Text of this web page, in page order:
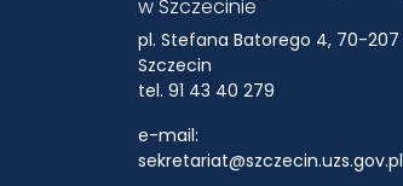
w Szczecinie
pl. Stefana Batorego 4, 70-207
Szczecin
tel. 91 43 40 279
e-mail:
sekretariat@szczecin.uzs.gov.pl